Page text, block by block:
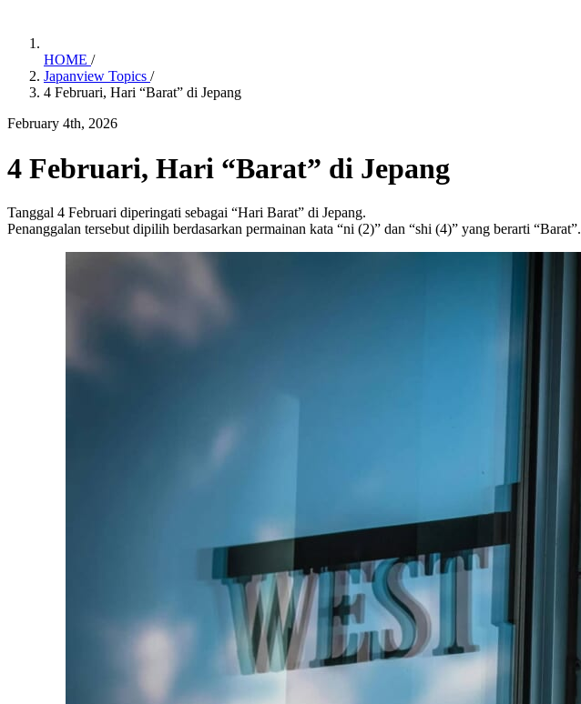
HOME /
Japanview Topics /
4 Februari, Hari “Barat” di Jepang
February 4th, 2026
4 Februari, Hari “Barat” di Jepang
Tanggal 4 Februari diperingati sebagai “Hari Barat” di Jepang.
Penanggalan tersebut dipilih berdasarkan permainan kata “ni (2)” dan “shi (4)” yang berarti “Barat”.